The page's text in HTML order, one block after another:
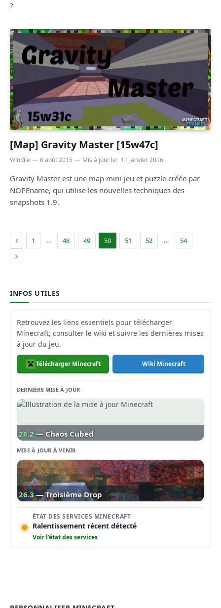
?
[Map] Gravity Master [15w47c]
Windiie 6 août 2015 Mis à jour le: 11 janvier 2016
Gravity Master est une map mini-jeu et puzzle créée par
NOPEname, qui utilise les nouvelles techniques des
snapshots 1.9.
Précédent
1 … 48 49 50 51 52 … 54
Suivant
INFOS UTILES
Retrouvez les liens essentiels pour télécharger
Minecraft, consulter le wiki et suivre les dernières mises
à jour du jeu.
Télécharger Minecraft Wiki Minecraft
DERNIÈRE MISE À JOUR
26.2 — Chaos Cubed
MISE À JOUR À VENIR
26.3 — Troisième Drop
ÉTAT DES SERVICES MINECRAFT
Ralentissement récent détecté
Voir l’état des services